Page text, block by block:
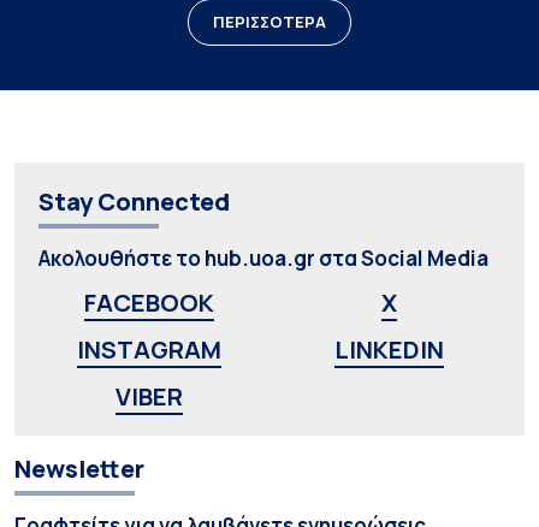
ΠΕΡΙΣΣΟΤΕΡΑ
Stay Connected
Ακολουθήστε το hub.uoa.gr στα Social Media
FACEBOOK
X
INSTAGRAM
LINKEDIN
VIBER
Newsletter